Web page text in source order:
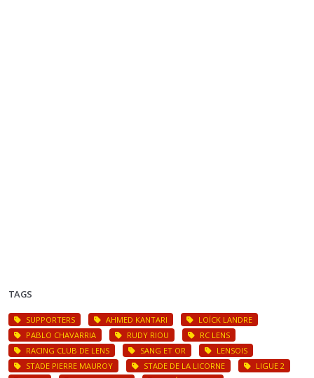
TAGS
SUPPORTERS AHMED KANTARI
LOÏCK LANDRE
PABLO CHAVARRIA
RUDY RIOU
RC LENS
RACING CLUB DE LENS
SANG ET OR
LENSOIS
STADE PIERRE MAUROY
STADE DE LA LICORNE
LIGUE 2